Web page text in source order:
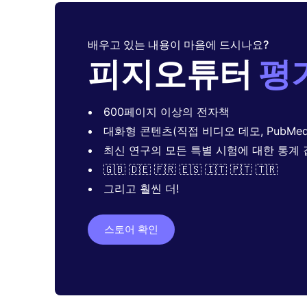
배우고 있는 내용이 마음에 드시나요?
피지오튜터 평
600페이지 이상의 전자책
대화형 콘텐츠(직접 비디오 데모,
최신 연구의 모든 특별 시험에 대한 통계
🇬🇧 🇩🇪 🇫🇷 🇪🇸 🇮🇹 🇵🇹 🇹🇷
그리고 훨씬 더!
스토어 확인